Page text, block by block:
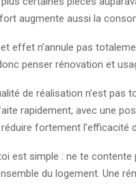
augmente aussi la
effet n’annule pas
penser rénovation et
de réalisation n’est
rapidement, avec une
fortement l’efficacité
est simple : ne te contente
du logement. Une